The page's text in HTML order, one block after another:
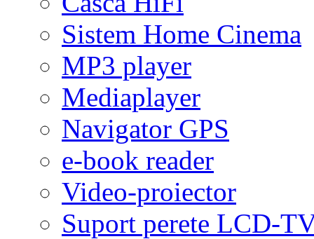
Sistem Home Cinema
MP3 player
Mediaplayer
Navigator GPS
e-book reader
Video-proiector
Suport perete LCD-